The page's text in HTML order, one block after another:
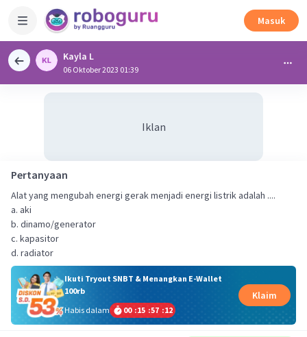
Masuk
Kayla L
06 Oktober 2023 01:39
Iklan
Pertanyaan
Alat yang mengubah energi gerak menjadi energi listrik adalah ....
a. aki
b. dinamo/generator
c. kapasitor
d. radiator
Ikuti Tryout SNBT & Menangkan E-Wallet
100rb
Habis dalam
00 :15 :57 :11
Klaim